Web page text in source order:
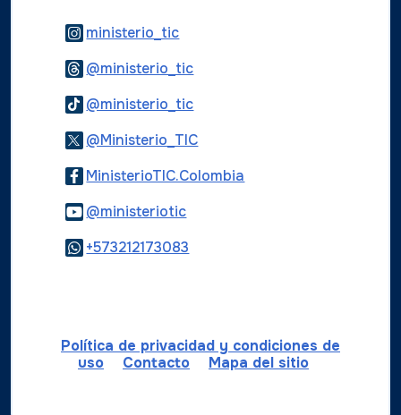
ministerio_ticLogo Instagram
@ministerio_ticLogo Threads
@ministerio_ticLogo Tiktok
@Ministerio_TICLogo Twitter
MinisterioTIC.Colombia
@ministerioticLogo Youtube
+573212173083
Política de privacidad y condiciones de
uso
Contacto Mapa del sitio